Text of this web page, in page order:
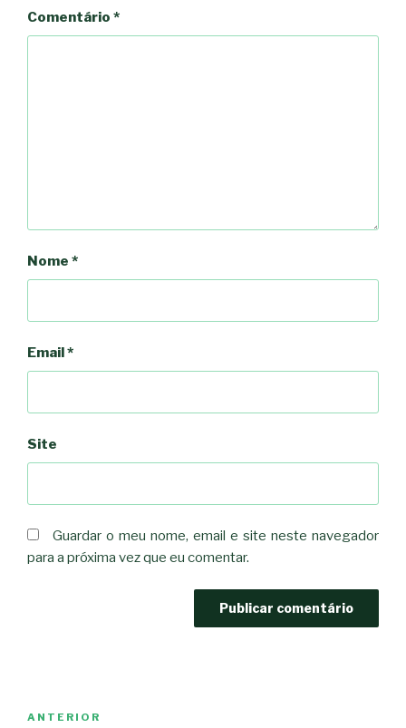
Comentário *
Nome *
Email *
Site
Guardar o meu nome, email e site neste navegador
para a próxima vez que eu comentar.
Conteúdo
ANTERIOR